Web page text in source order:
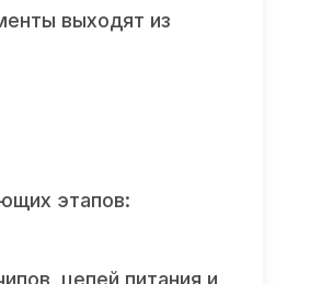
выходят из
этапов:
цепей питания и